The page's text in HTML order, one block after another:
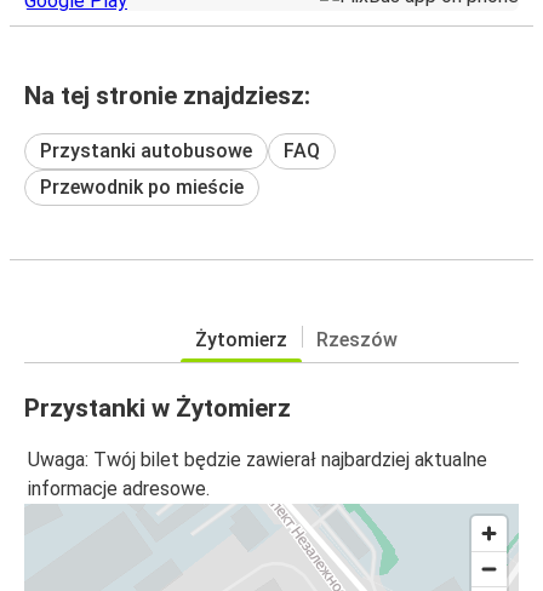
Na tej stronie znajdziesz:
Przystanki autobusowe
FAQ
Przewodnik po mieście
Żytomierz Rzeszów
Przystanki w Żytomierz
Uwaga: Twój bilet będzie zawierał najbardziej aktualne
informacje adresowe.